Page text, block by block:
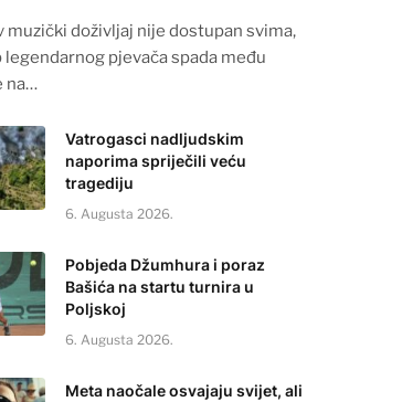
muzički doživljaj nije dostupan svima,
legendarnog pjevača spada među
na…
Vatrogasci nadljudskim
naporima spriječili veću
tragediju
6. Augusta 2026.
Pobjeda Džumhura i poraz
Bašića na startu turnira u
Poljskoj
6. Augusta 2026.
Meta naočale osvajaju svijet, ali